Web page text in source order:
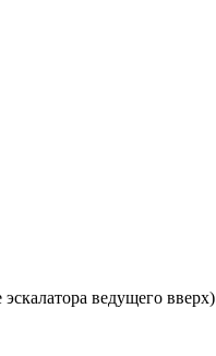
ведущего вверх)